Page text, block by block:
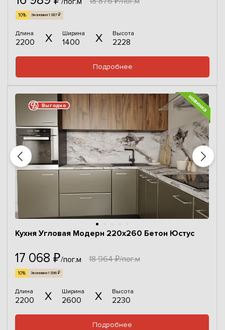
10% Экономия 1 887 ₽
Длина
2200
Ширина
1400
Высота
2228
Подробнее
Выгодно
Кухня Угловая Модерн 220х260 Бетон Юстус
17 068 ₽/пог.м 18 964 ₽/пог.м
10% Экономия 1 896 ₽
Длина
2200
Ширина
2600
Высота
2230
Подробнее